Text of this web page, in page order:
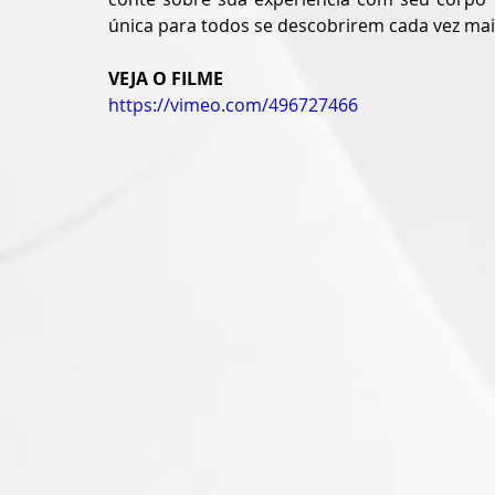
única para todos se descobrirem cada vez
VEJA O FILME
https://vimeo.com/496727466